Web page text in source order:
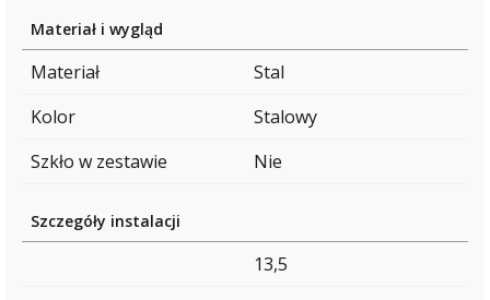
Materiał i wygląd
Materiał
Stal
Kolor
Stalowy
Szkło w zestawie
Nie
Szczegóły instalacji
13,5